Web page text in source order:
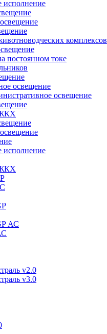
исполнение
комплексов
постоянном токе
освещение
освещение
исполнение
АС
v2.0
v3.0